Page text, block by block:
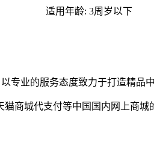
适用年龄: 3周岁以下
专业的服务态度致力于打造精品
商城代支付等中国国内网上商城